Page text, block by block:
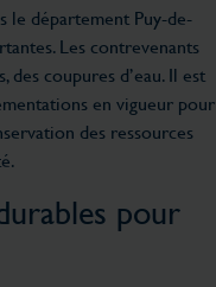
le département Puy-de-
Les contrevenants
des coupures d’eau. Il est
en vigueur pour
des ressources
pour